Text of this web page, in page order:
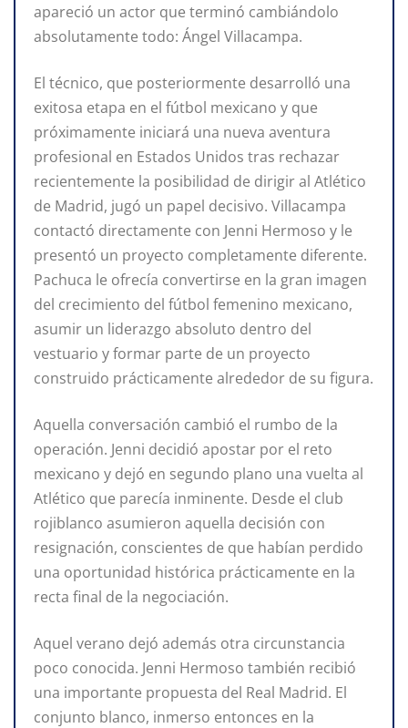
apareció un actor que terminó cambiándolo
absolutamente todo: Ángel Villacampa.
El técnico, que posteriormente desarrolló una
exitosa etapa en el fútbol mexicano y que
próximamente iniciará una nueva aventura
profesional en Estados Unidos tras rechazar
recientemente la posibilidad de dirigir al Atlético
de Madrid, jugó un papel decisivo. Villacampa
contactó directamente con Jenni Hermoso y le
presentó un proyecto completamente diferente.
Pachuca le ofrecía convertirse en la gran imagen
del crecimiento del fútbol femenino mexicano,
asumir un liderazgo absoluto dentro del
vestuario y formar parte de un proyecto
construido prácticamente alrededor de su figura.
Aquella conversación cambió el rumbo de la
operación. Jenni decidió apostar por el reto
mexicano y dejó en segundo plano una vuelta al
Atlético que parecía inminente. Desde el club
rojiblanco asumieron aquella decisión con
resignación, conscientes de que habían perdido
una oportunidad histórica prácticamente en la
recta final de la negociación.
Aquel verano dejó además otra circunstancia
poco conocida. Jenni Hermoso también recibió
una importante propuesta del Real Madrid. El
conjunto blanco, inmerso entonces en la